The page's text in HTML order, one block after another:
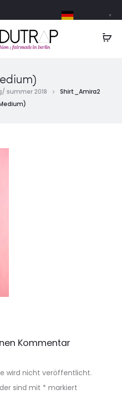
summer 2018
Shirt_Amira2
Kommentar
wird nicht veröffentlicht.
sind mit * markiert
▼